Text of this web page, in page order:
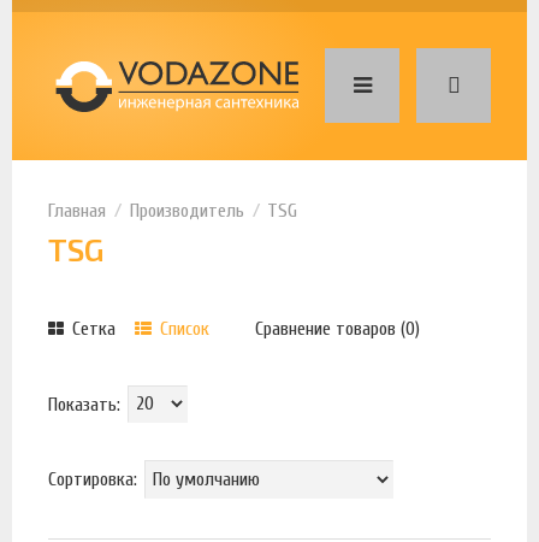
Производитель TSG
TSG
Сетка Список Сравнение товаров (0)
Показать:
Сортировка: